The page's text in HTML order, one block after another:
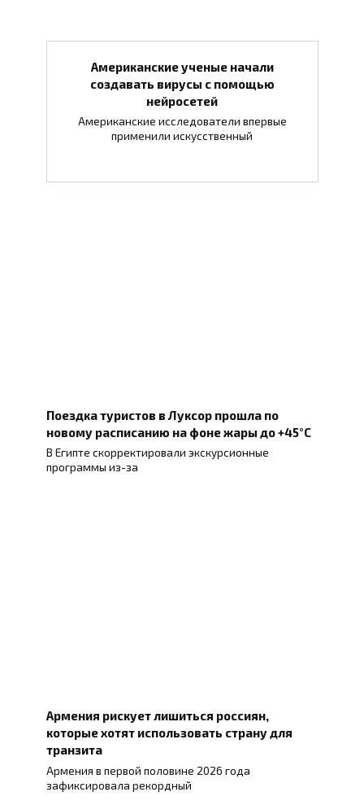
Американские ученые начали
создавать вирусы с помощью
нейросетей
Американские исследователи впервые
применили искусственный
Поездка туристов в Луксор прошла по
новому расписанию на фоне жары до +45°C
В Египте скорректировали экскурсионные
программы из-за
Армения рискует лишиться россиян,
которые хотят использовать страну для
транзита
Армения в первой половине 2026 года
зафиксировала рекордный